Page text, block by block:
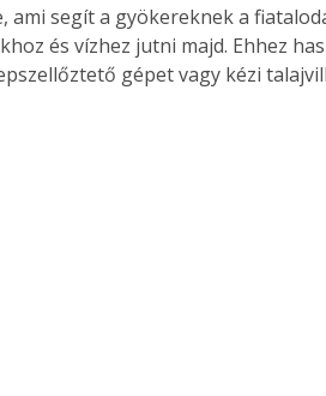
ami segít a gyökereknek a
és vízhez jutni majd. Ehhez
gépet vagy kézi